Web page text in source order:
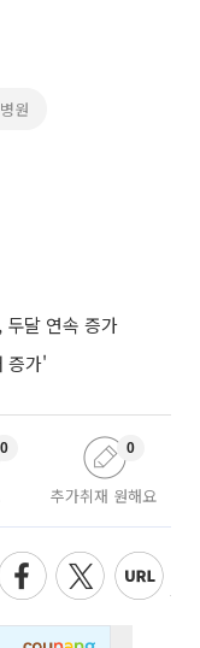
원
두달 연속 증가
증가'
0
추가취재 원해요
0